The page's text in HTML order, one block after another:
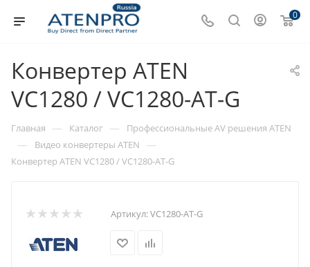
0
Конвертер ATEN
VC1280 / VC1280-AT-G
Главная — Каталог — Профессиональные AV решения ATEN
— Видео конвертеры ATEN —
Конвертер ATEN VC1280 / VC1280-AT-G
Артикул:VC1280-AT-G